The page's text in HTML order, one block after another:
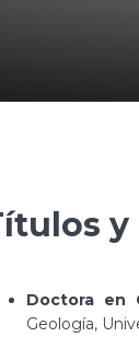
y
Doctora en
Geología,